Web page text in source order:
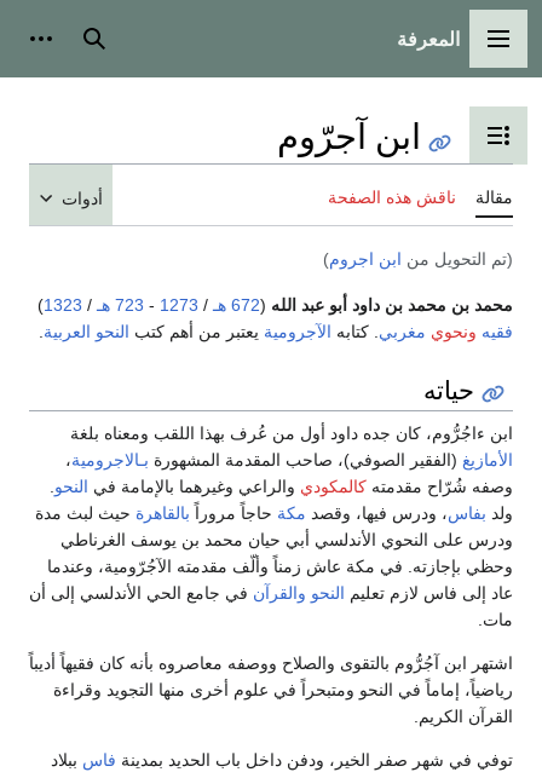
القائمة الرئيسية
المعرفة بحث
تبديل عرض جدول المحتويات
ابن آجرّوم
مقالة ناقش هذه الصفحة أدوات
(تم التحويل من ابن اجروم)
محمد بن محمد بن داود أبو عبد الله (672 هـ /
1273
- 723 هـ /
1323
)
فقيه ونحوي مغربي . كتابه الآجرومية يعتبر من أهم كتب النحو العربية
حياته
ابن ءاجُرُّوم، كان جده داود أول من عُرف بهذا اللقب ومعناه بلغة
الأمازيغ (الفقير الصوفي)، صاحب المقدمة المشهورة بـالاجرومية،
وصفه شُرّاح مقدمته كالمكودي والراعي وغيرهما بالإمامة في النحو.
ولد بفاس، ودرس فيها، وقصد مكة حاجاً مروراً بالقاهرة حيث لبث مدة
ودرس على النحوي الأندلسي أبي حيان محمد بن يوسف الغرناطي
وحظي بإجازته. في مكة عاش زمناً وألّف مقدمته الآجُرّومية، وعندما
عاد إلى فاس لازم تعليم النحو والقرآن في جامع الحي الأندلسي إلى أن
مات.
اشتهر ابن آجُرُّوم بالتقوى والصلاح ووصفه معاصروه بأنه كان فقيهاً أديباً
رياضياً، إماماً في النحو ومتبحراً في علوم أخرى منها التجويد وقراءة
القرآن الكريم.
توفي في شهر صفر الخير، ودفن داخل باب الحديد بمدينة فاس ببلاد